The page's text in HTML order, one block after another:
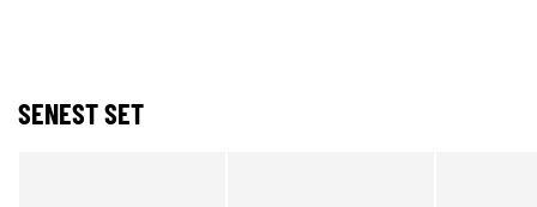
SENEST SET